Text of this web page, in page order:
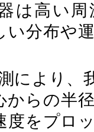
は高い
い分布や
により、
からの半
度をプロ